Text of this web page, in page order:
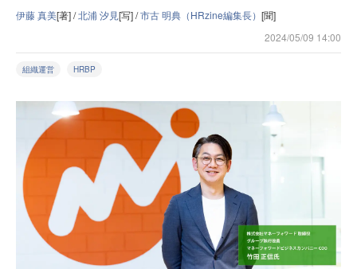
伊藤 真美[著] /北浦 汐見[写] /市古 明典（HRzine編集長） [聞]
2024/05/09 14:00
組織運営 HRBP